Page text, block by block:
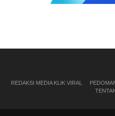
REDAKSI MEDIA KLIK VIRAL